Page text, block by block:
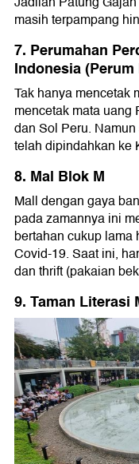
masih terpampang
7. Perumahan
Indonesia (Perum
Tak hanya mencetak
mencetak mata
dan Sol Peru.
telah dipindahkan ke
8. Mal Blok M
Mall dengan gaya
pada zamannya ini
bertahan cukup
Covid-19. Saat ini,
dan thrift (pakaian
9. Taman Literasi